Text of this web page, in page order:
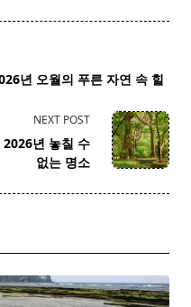
년 오월의 푸른 자연 속 힐
NEXT POST
2026년 놓칠 수
없는 명소